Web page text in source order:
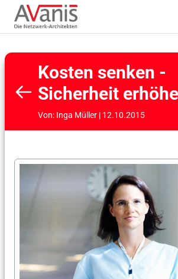
Kosten senken -
Sicherheit
Von: Inga Müller | 12.10.2015